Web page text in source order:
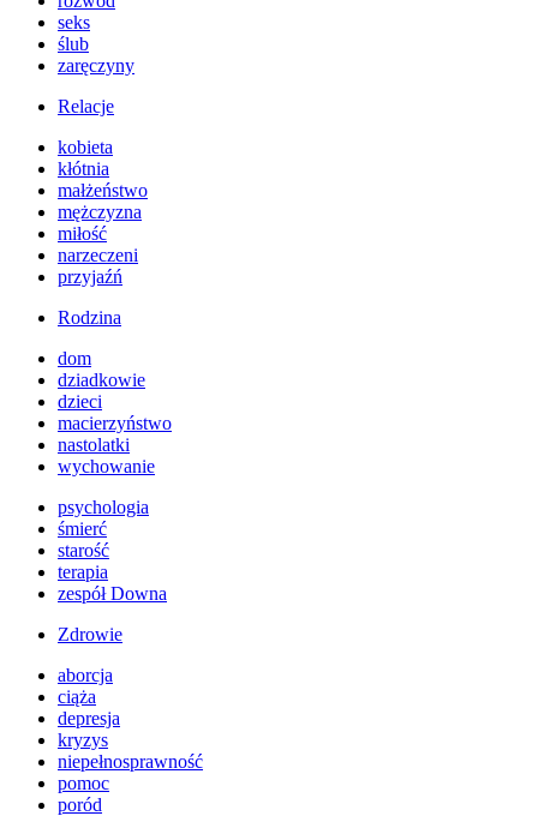
seks
ślub
zaręczyny
Relacje
kobieta
kłótnia
małżeństwo
mężczyzna
miłość
narzeczeni
przyjaźń
Rodzina
dom
dziadkowie
dzieci
macierzyństwo
nastolatki
wychowanie
psychologia
śmierć
starość
terapia
zespół Downa
Zdrowie
aborcja
ciąża
depresja
kryzys
niepełnosprawność
pomoc
poród